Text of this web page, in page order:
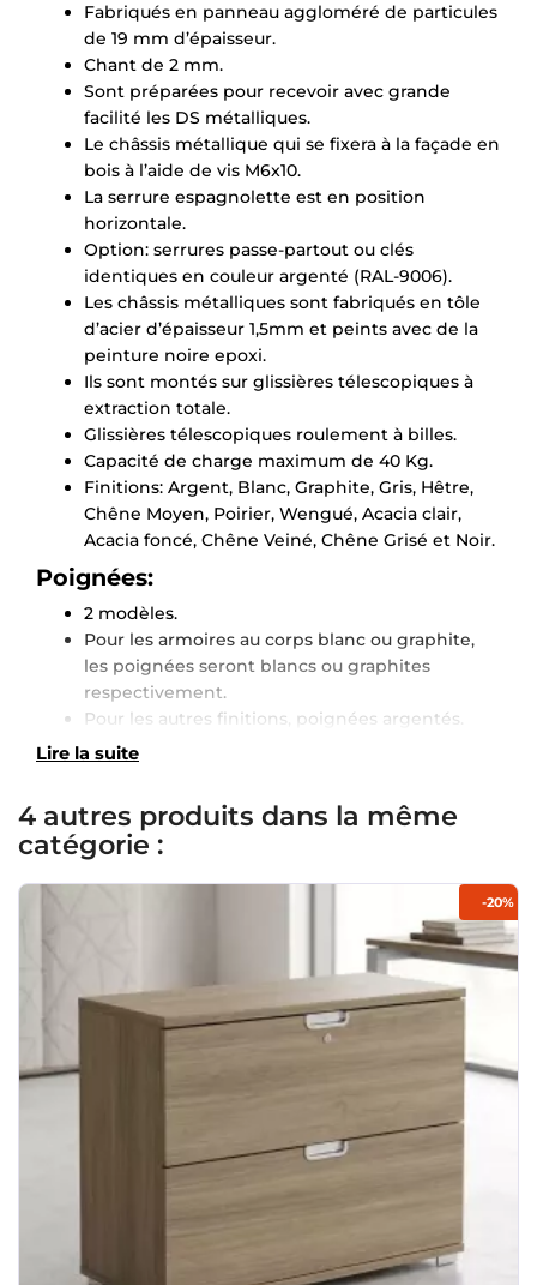
Demande de rappel
Fabriqués en panneau aggloméré de particules
de 19 mm d’épaisseur.
Chant de 2 mm.
Sont préparées pour recevoir avec grande
facilité les DS métalliques.
Le châssis métallique qui se fixera à la façade en
bois à l’aide de vis M6x10.
La serrure espagnolette est en position
horizontale.
Option: serrures passe-partout ou clés
identiques en couleur argenté (RAL-9006).
Les châssis métalliques sont fabriqués en tôle
d’acier d’épaisseur 1,5mm et peints avec de la
peinture noire epoxi.
Ils sont montés sur glissières télescopiques à
extraction totale.
Glissières télescopiques roulement à billes.
Capacité de charge maximum de 40 Kg.
Finitions: Argent, Blanc, Graphite, Gris, Hêtre,
Chêne Moyen, Poirier, Wengué, Acacia clair,
Acacia foncé, Chêne Veiné, Chêne Grisé et Noir.
Poignées:
2 modèles.
Pour les armoires au corps blanc ou graphite,
les poignées seront blancs ou graphites
respectivement.
Pour les autres finitions, poignées argentés.
Lire la suite
4 autres produits dans la même
catégorie :
-20%